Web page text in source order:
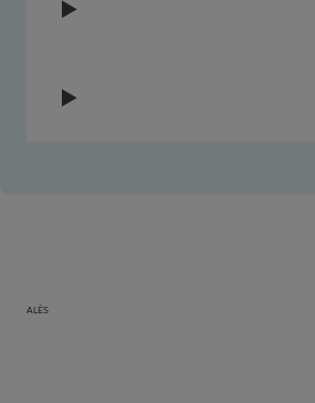
ALÈS